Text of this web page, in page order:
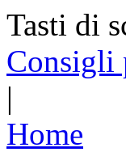
Tasti di
Consigli
|
Home